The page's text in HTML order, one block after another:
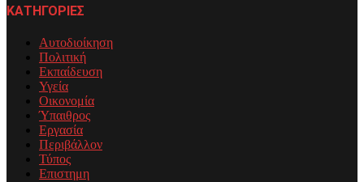
ΚΑΤΗΓΟΡΙΕΣ
Αυτοδιοίκηση
Πολιτική
Εκπαίδευση
Υγεία
Οικονομία
Ύπαιθρος
Εργασία
Περιβάλλον
Τύπος
Επιστημη